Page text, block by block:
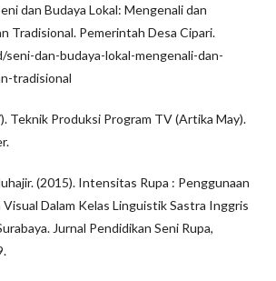
dan Budaya Lokal: Mengenali dan
Tradisional. Pemerintah Desa Cipari.
dan-budaya-lokal-mengenali-dan-
tradisional
Teknik Produksi Program TV (Artika May).
(2015). Intensitas Rupa : Penggunaan
Dalam Kelas Linguistik Sastra Inggris
Jurnal Pendidikan Seni Rupa,